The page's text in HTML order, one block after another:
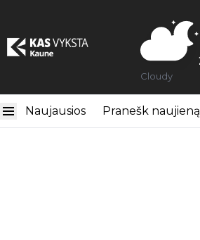
Cloudy
Naujausios Pranešk naujieną